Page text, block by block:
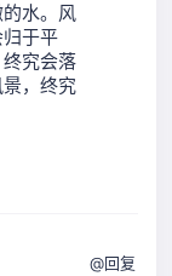
水。风
于平
究会落
，终究
@回复